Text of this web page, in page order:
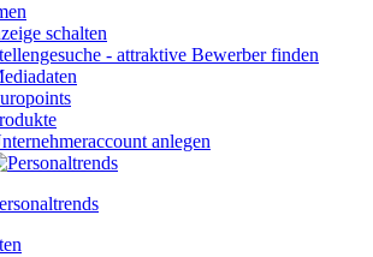
schalten
- attraktive Bewerber finden
anlegen